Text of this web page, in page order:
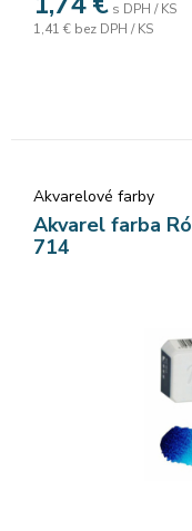
vysoko kvalitných
mletých pigmentov,
farby. Rosa
s DPH / KS
1,41 € bez DPH / KS
Akvarelové farby
Akvarel farba
714